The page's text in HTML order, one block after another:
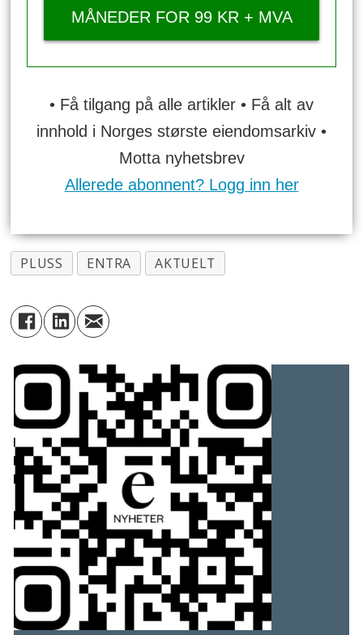
MÅNEDER FOR 99 KR + MVA
• Få tilgang på alle artikler • Få alt av
innhold i Norges største eiendomsarkiv •
Motta nyhetsbrev
Allerede abonnent? Logg inn her
PLUSS ENTRA AKTUELT